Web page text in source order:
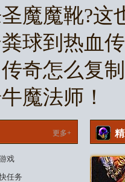
魔魔靴?这
球到热血
奇怎么复
魔法师！
更多+
戏
任务